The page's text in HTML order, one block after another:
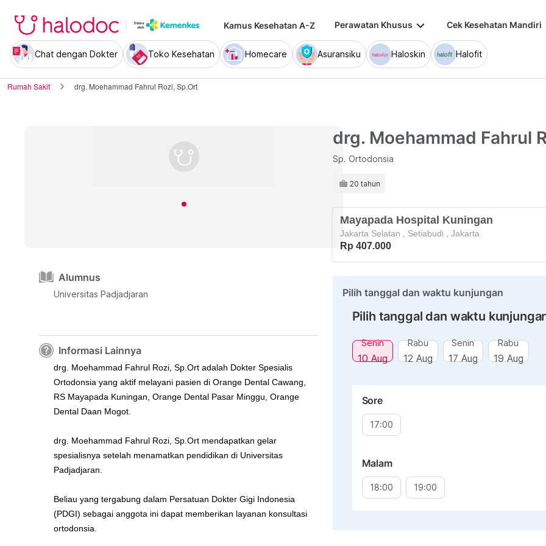
Kamus Kesehatan A-Z Perawatan Khusus keyboard_arrow_down Cek Kesehatan Mandiri
Chat dengan Dokter Toko Kesehatan Homecare Asuransiku Haloskin Halofit
Rumah Sakit drg. Moehammad Fahrul Rozi, Sp.Ort
Alumnus
Universitas Padjadjaran
Informasi Lainnya
drg. Moehammad Fahrul Rozi, Sp.Ort adalah Dokter Spesialis
Ortodonsia yang aktif melayani pasien di Orange Dental Cawang,
RS Mayapada Kuningan, Orange Dental Pasar Minggu, Orange
Dental Daan Mogot.
drg. Moehammad Fahrul Rozi, Sp.Ort mendapatkan gelar
spesialisnya setelah menamatkan pendidikan di Universitas
Padjadjaran.
Beliau yang tergabung dalam Persatuan Dokter Gigi Indonesia
(PDGI) sebagai anggota ini dapat memberikan layanan konsultasi
ortodonsia.
drg. Moehammad Fahrul
Sp. Ortodonsia
20 tahun
Mayapada Hospital Kuningan
Jakarta Selatan Setiabudi Jakarta
Rp 407.000
Pilih tanggal dan waktu kunjungan
Pilih tanggal dan waktu
Senin
10 Aug
Rabu
12 Aug
Senin
17 Aug
Rabu
19 Aug
Sore
17:00
Malam
18:00 19:00